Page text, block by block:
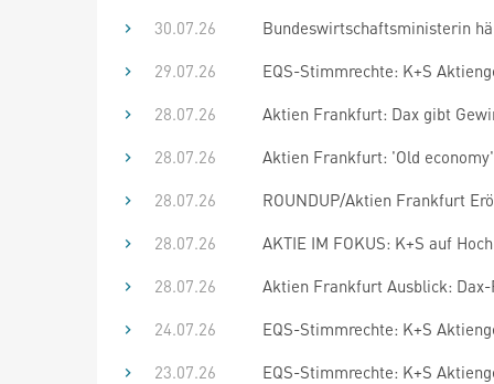
30.07.26
Bundeswirtschaftsministerin
29.07.26
EQS-Stimmrechte: K+S
28.07.26
Aktien Frankfurt: Dax gibt
28.07.26
Aktien Frankfurt: 'Old
28.07.26
ROUNDUP/Aktien Frankfurt
28.07.26
AKTIE IM FOKUS: K+S auf
28.07.26
Aktien Frankfurt Ausblick:
24.07.26
EQS-Stimmrechte: K+S
23.07.26
EQS-Stimmrechte: K+S